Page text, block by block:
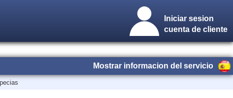
Iniciar sesion
cuenta de cliente
Mostrar informacion del servicio